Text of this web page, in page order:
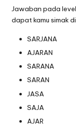
Jawaban pada
dapat kamu simak
SARJANA
AJARAN
SARANA
SARAN
JASA
SAJA
AJAR